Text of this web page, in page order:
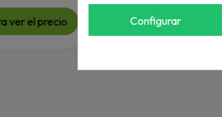
Accede para ver el precio
Configurar